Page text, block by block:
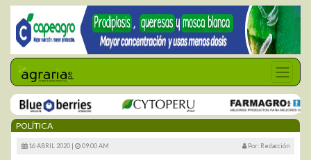
POLÍTICA
16 ABRIL 2020 | 09:00 AM Por: Redacción